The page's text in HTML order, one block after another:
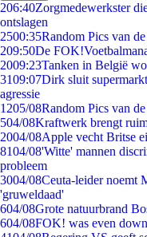
206:40Zorgmedewerkster
ontslagen
2500:35Random Pics van
209:50De
2009:23Tanken in België
3109:07Dirk sluit
agressie
1205/08Random Pics van
504/08Kraftwerk brengt
2004/08Apple vecht Britse
8104/08'Witte' mannen
probleem
3004/08Ceuta-leider noemt
'gruweldaad'
604/08Grote natuurbrand
604/08FOK! was even down